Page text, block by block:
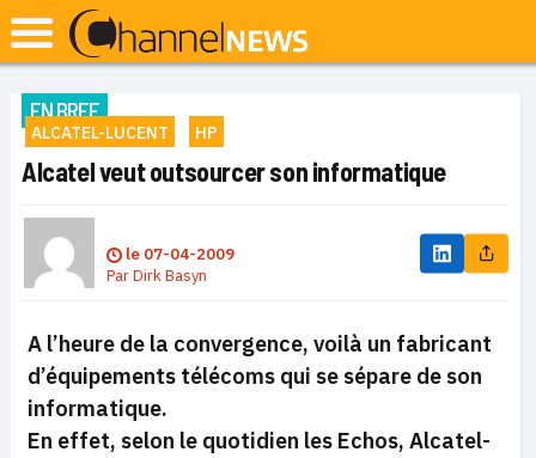
EN BREF
ALCATEL-LUCENT HP
Alcatel veut outsourcer son informatique
le 07-04-2009
ParDirk Basyn
A l’heure de la convergence, voilà un fabricant
d’équipements télécoms qui se sépare de son
informatique.
En effet, selon le quotidien les Echos, Alcatel-